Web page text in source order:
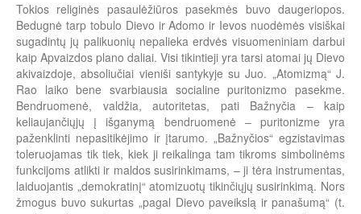
Tokios religinės pasaulėžiūros pasekmės buvo daugeriopos.
Bedugnė tarp tobulo Dievo ir Adomo ir Ievos nuodėmės visiškai
sugadintų jų palikuonių nepalieka erdvės visuomeniniam darbui
kaip Apvaizdos plano daliai. Visi tikintieji yra tarsi atomai jų Dievo
akivaizdoje, absoliučiai vieniši santykyje su Juo. „Atomizmą“ J.
Rao laiko bene svarbiausia socialine puritonizmo pasekme.
Bendruomenė, valdžia, autoritetas, pati Bažnyčia – kaip
keliaujančiųjų į išganymą bendruomenė – puritonizme yra
paženklinti nepasitikėjimo ir įtarumo. „Bažnyčios“ egzistavimas
toleruojamas tik tiek, kiek ji reikalinga tam tikroms simbolinėms
funkcijoms atlikti ir maldos susirinkimams, – ji tėra instrumentas,
laiduojantis „demokratinį“ atomizuotų tikinčiųjų susirinkimą. Nors
žmogus buvo sukurtas „pagal Dievo paveikslą ir panašumą“ (t.